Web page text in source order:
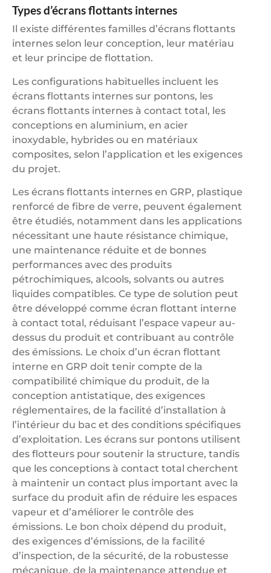
Types d’écrans flottants internes
Il existe différentes familles d’écrans flottants
internes selon leur conception, leur matériau
et leur principe de flottation.
Les configurations habituelles incluent les
écrans flottants internes sur pontons, les
écrans flottants internes à contact total, les
conceptions en aluminium, en acier
inoxydable, hybrides ou en matériaux
composites, selon l’application et les exigences
du projet.
Les écrans flottants internes en GRP, plastique
renforcé de fibre de verre, peuvent également
être étudiés, notamment dans les applications
nécessitant une haute résistance chimique,
une maintenance réduite et de bonnes
performances avec des produits
pétrochimiques, alcools, solvants ou autres
liquides compatibles. Ce type de solution peut
être développé comme écran flottant interne
à contact total, réduisant l’espace vapeur au-
dessus du produit et contribuant au contrôle
des émissions. Le choix d’un écran flottant
interne en GRP doit tenir compte de la
compatibilité chimique du produit, de la
conception antistatique, des exigences
réglementaires, de la facilité d’installation à
l’intérieur du bac et des conditions spécifiques
d’exploitation. Les écrans sur pontons utilisent
des flotteurs pour soutenir la structure, tandis
que les conceptions à contact total cherchent
à maintenir un contact plus important avec la
surface du produit afin de réduire les espaces
vapeur et d’améliorer le contrôle des
émissions. Le bon choix dépend du produit,
des exigences d’émissions, de la facilité
d’inspection, de la sécurité, de la robustesse
mécanique, de la maintenance attendue et